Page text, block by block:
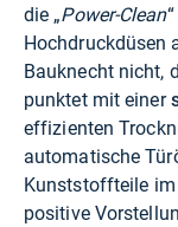
die „Power-Clean
Hochdruckdüsen
Bauknecht nicht,
punktet mit einer
effizienten
automatische
Kunststoffteile im
positive